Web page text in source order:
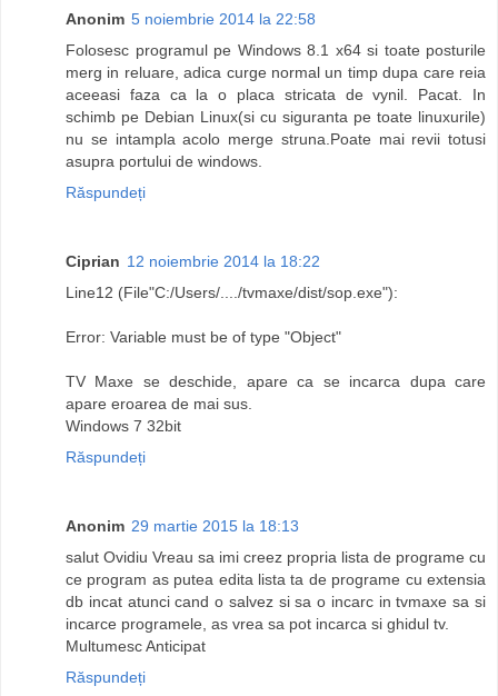
Anonim 5 noiembrie 2014 la 22:58
Folosesc programul pe Windows 8.1 x64 si toate posturile
merg in reluare, adica curge normal un timp dupa care reia
aceeasi faza ca la o placa stricata de vynil. Pacat. In
schimb pe Debian Linux(si cu siguranta pe toate linuxurile)
nu se intampla acolo merge struna.Poate mai revii totusi
asupra portului de windows.
Răspundeți
Ciprian 12 noiembrie 2014 la 18:22
Line12 (File"C:/Users/..../tvmaxe/dist/sop.exe"):
Error: Variable must be of type "Object"
TV Maxe se deschide, apare ca se incarca dupa care
apare eroarea de mai sus.
Windows 7 32bit
Răspundeți
Anonim 29 martie 2015 la 18:13
salut Ovidiu Vreau sa imi creez propria lista de programe cu
ce program as putea edita lista ta de programe cu extensia
db incat atunci cand o salvez si sa o incarc in tvmaxe sa si
incarce programele, as vrea sa pot incarca si ghidul tv.
Multumesc Anticipat
Răspundeți